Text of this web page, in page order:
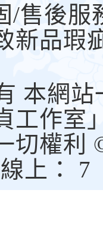
/售後服
新品瑕
本網站
工作室
切權利
上： 7